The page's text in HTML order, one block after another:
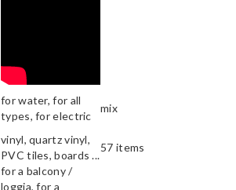
for water, for all
types, for electric
mix
vinyl, quartz vinyl,
PVC tiles, boards ...
57 items
for a balcony /
loggia, for a